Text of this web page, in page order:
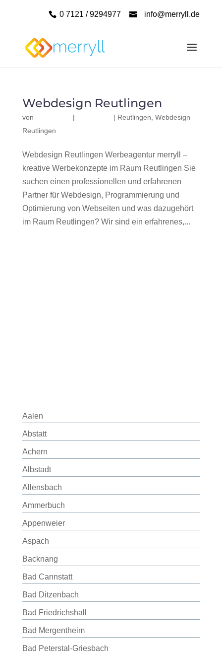
0 7121 / 9294977 info@merryll.de
Webdesign Reutlingen
von | | Reutlingen Webdesign
Reutlingen
Webdesign Reutlingen Werbeagentur merryll –
kreative Werbekonzepte im Raum Reutlingen Sie
suchen einen professionellen und erfahrenen
Partner für Webdesign, Programmierung und
Optimierung von Webseiten und was dazugehört
im Raum Reutlingen? Wir sind ein erfahrenes,...
Aalen
Abstatt
Achern
Albstadt
Allensbach
Ammerbuch
Appenweier
Aspach
Backnang
Bad Cannstatt
Bad Ditzenbach
Bad Friedrichshall
Bad Mergentheim
Bad Peterstal-Griesbach